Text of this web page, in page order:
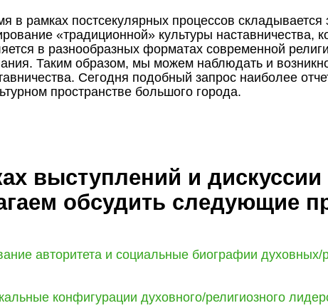
в рамках постсекулярных процессов складывается
«традиционной» культуры наставничества,
в разнообразных форматах современной
Таким образом, мы можем наблюдать и
Сегодня подобный запрос наиболее
пространстве большого города.
авторитета и социальные биографии духовных/
конфигурации духовного/религиозного
выступлений и
обсудить следующие